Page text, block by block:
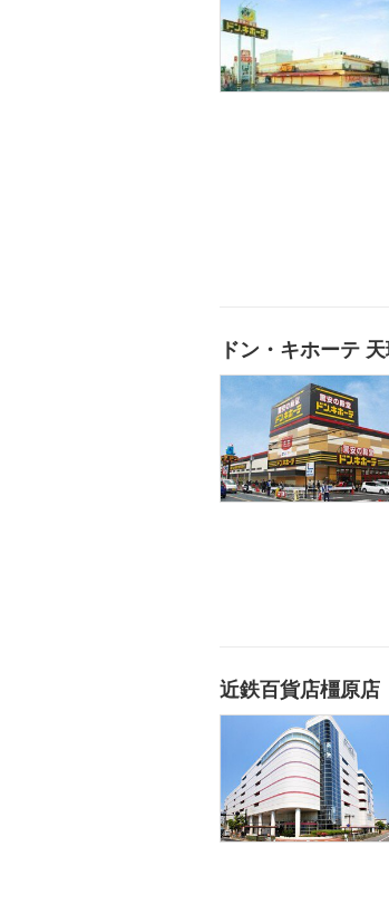
ドン・キホーテ
近鉄百貨店橿原店